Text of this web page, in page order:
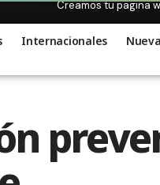
Creamos tu pagina
Internacionales